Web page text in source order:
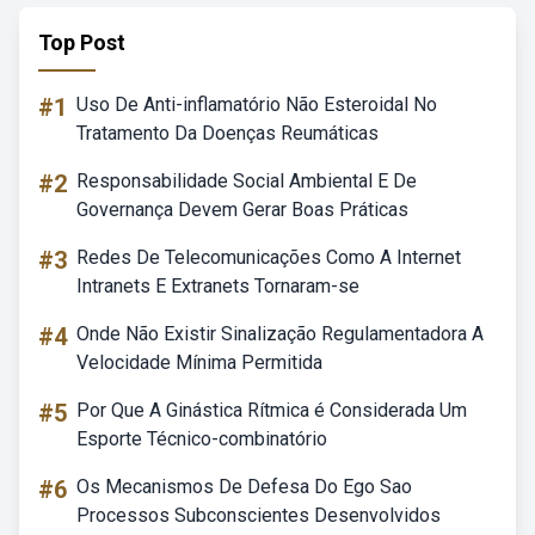
Top Post
#1 Uso De Anti-inflamatório Não Esteroidal No
Tratamento Da Doenças Reumáticas
#2 Responsabilidade Social Ambiental E De
Governança Devem Gerar Boas Práticas
#3 Redes De Telecomunicações Como A Internet
Intranets E Extranets Tornaram-se
#4 Onde Não Existir Sinalização Regulamentadora A
Velocidade Mínima Permitida
#5 Por Que A Ginástica Rítmica é Considerada Um
Esporte Técnico-combinatório
#6 Os Mecanismos De Defesa Do Ego Sao
Processos Subconscientes Desenvolvidos